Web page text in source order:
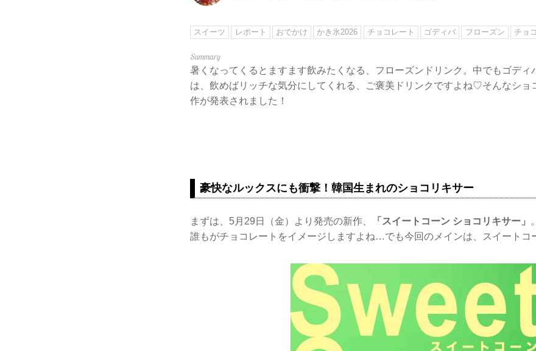
スイーツ レポート おでかけ かき氷2026 チョコレート ゴディバ フローズン チョ
暑くなってくるとますます飲みたくなる、フローズンドリンク。中でもゴディ
は、飲めばリッチな気分にしてくれる、ご褒美ドリンクですよね♡そんなショ
作が発表されました！
豪快なルックスにも衝撃！韓国生まれのショコリキサー
まずは、5月29日（金）より発売の新作、 「スイートコーン ショコリキサー」
誰もがチョコレートをイメージしますよね…でも今回のメインは、スイート